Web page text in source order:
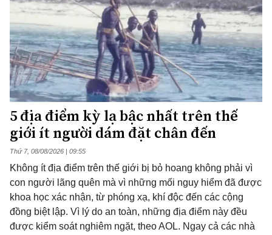
5 địa điểm kỳ lạ bậc nhất trên thế
giới ít người dám đặt chân đến
Thứ 7, 08/08/2026 | 09:55
Không ít địa điểm trên thế giới bị bỏ hoang không phải vì
con người lãng quên mà vì những mối nguy hiểm đã được
khoa học xác nhận, từ phóng xạ, khí độc đến các cộng
đồng biệt lập. Vì lý do an toàn, những địa điểm này đều
được kiểm soát nghiêm ngặt, theo AOL. Ngay cả các nhà